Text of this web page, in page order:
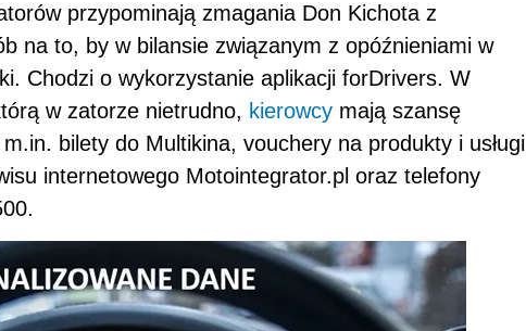
przypominają zmagania Don Kichota z
na to, by w bilansie związanym z opóźnieniami w
Chodzi o wykorzystanie aplikacji forDrivers. W
w zatorze nietrudno, kierowcy mają szansę
bilety do Multikina, vouchery na produkty i usługi
internetowego Motointegrator.pl oraz telefony